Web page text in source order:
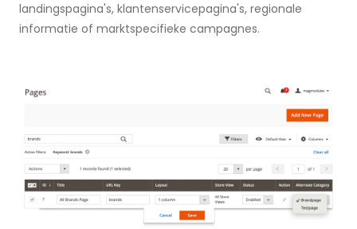
landingspagina's, klantenservicepagina's, regionale
informatie of marktspecifieke campagnes.